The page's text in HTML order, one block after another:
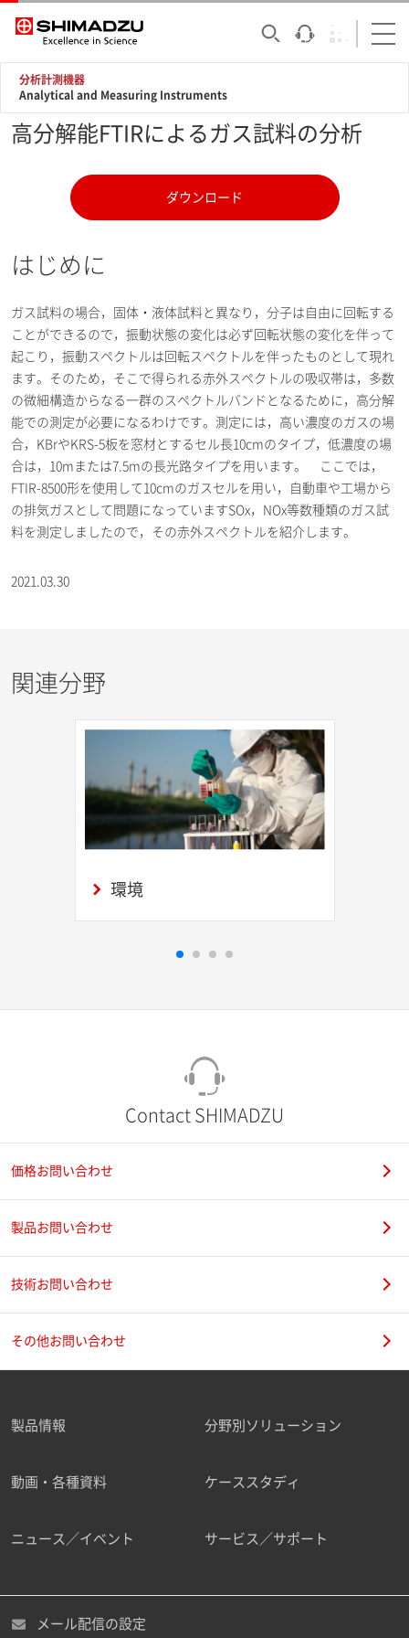
分析計測機器
Analytical and Measuring Instruments
高分解能FTIRによるガス試料の分析
ダウンロード
はじめに
ガス試料の場合，固体・液体試料と異なり，分子は自由に回転する
ことができるので，振動状態の変化は必ず回転状態の変化を伴って
起こり，振動スペクトルは回転スペクトルを伴ったものとして現れ
ます。そのため，そこで得られる赤外スペクトルの吸収帯は，多数
の微細構造からなる一群のスペクトルバンドとなるために，高分解
能での測定が必要になるわけです。測定には，高い濃度のガスの場
合，KBrやKRS-5板を窓材とするセル長10cmのタイプ，低濃度の場
合は，10mまたは7.5mの長光路タイプを用います。 ここでは，
FTIR-8500形を使用して10cmのガスセルを用い，自動車や工場から
の排気ガスとして問題になっていますSOx，NOx等数種類のガス試
料を測定しましたので，その赤外スペクトルを紹介します。
2021.03.30
関連分野
環境
Contact SHIMADZU
価格お問い合わせ
製品お問い合わせ
技術お問い合わせ
その他お問い合わせ
製品情報 分野別ソリューション
動画・各種資料 ケーススタディ
ニュース／イベント サービス／サポート
メール配信の設定